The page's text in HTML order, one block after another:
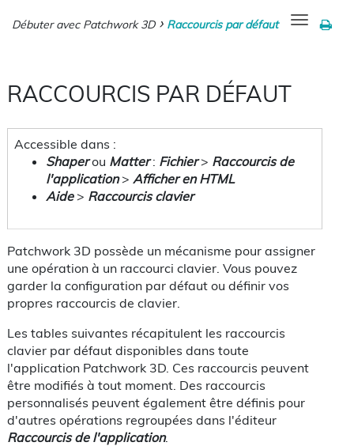
Toggle
navigation
Débuter avec Patchwork 3D Raccourcis par défaut
RACCOURCIS PAR DÉFAUT
Accessible dans :
Shaperou Matter: Fichier> Raccourcis de
l'application> Afficher en HTML
Aide> Raccourcis clavier
Patchwork 3D possède un mécanisme pour assigner
une opération à un raccourci clavier. Vous pouvez
garder la configuration par défaut ou définir vos
propres raccourcis de clavier.
Les tables suivantes récapitulent les raccourcis
clavier par défaut disponibles dans toute
l'application Patchwork 3D. Ces raccourcis peuvent
être modifiés à tout moment. Des raccourcis
personnalisés peuvent également être définis pour
d'autres opérations regroupées dans l'éditeur
Raccourcis de l'application.